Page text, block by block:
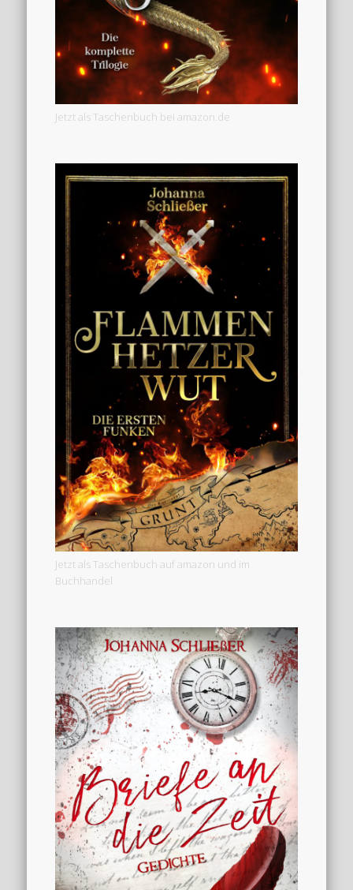
Jetzt als Taschenbuch bei amazon.de
Jetzt als Taschenbuch auf amazon und im
Buchhandel